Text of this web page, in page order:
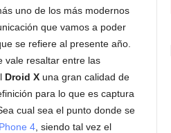
uno de los más modernos
que vamos a poder
se refiere al presente año.
vale resaltar entre las
Droid Xuna gran calidad de
para lo que es captura
cual sea el punto donde se
4, siendo tal vez el